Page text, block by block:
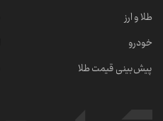
طلا و ارز
خودرو
پیش‌بینی قیمت طلا